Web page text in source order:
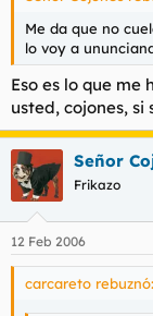
Me da que no
lo voy a
Eso es lo que me
usted, cojones, si
Señor
Frikazo
12 Feb 2006
carcareto rebuznó: